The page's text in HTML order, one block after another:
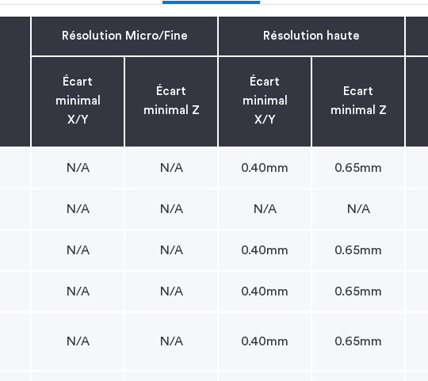
Résolution Micro/Fine Résolution haute
Écart
minimal
X/Y
Écart
minimal Z
Écart
minimal
X/Y
Ecart
minimal Z
N/A N/A 0.40mm 0.65mm
N/A N/A N/A N/A
N/A N/A 0.40mm 0.65mm
N/A N/A 0.40mm 0.65mm
N/A N/A 0.40mm 0.65mm